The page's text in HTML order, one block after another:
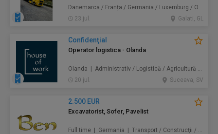
Danemarca / Franța / Germania / Luxemburg / Olanda | Transport
23 jul.
Galati, GL
Confidenţial
Operator logistica - Olanda
Olanda | Administrativ / Logistică / Agricultură / Silvicultură / Prestări servicii / Producție /
20 jul.
Suceava, SV
2.500 EUR
Excavatorist, Sofer, Pavelist
Full time | Germania | Transport / Construcţii / Amenajări